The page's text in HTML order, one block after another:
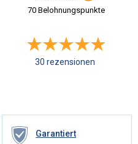
Garantiert
70 Belohnungspunkte
30 rezensionen